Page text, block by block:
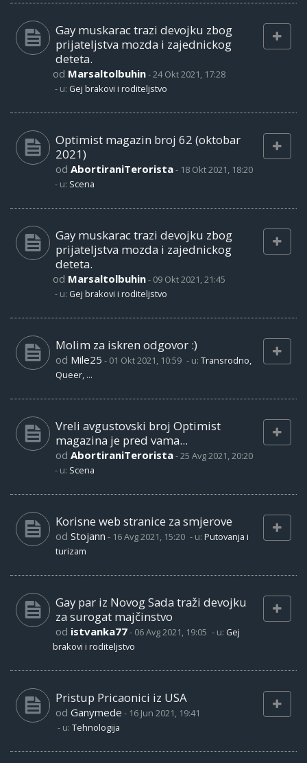
Gay muskarac trazi devojku zbog
prijateljstva mozda i zajednickog
deteta.
od Marsaltolbuhin-24 Okt 2021, 17:28
- u: Gej brakovi i roditeljstvo
Optimist magazin broj 62 (oktobar
2021)
od AbortiraniTerorista- 18 Okt 2021, 18:20
- u: Scena
Gay muskarac trazi devojku zbog
prijateljstva mozda i zajednickog
deteta.
od Marsaltolbuhin- 09 Okt 2021, 21:45
- u: Gej brakovi i roditeljstvo
Molim za iskren odgovor :)
od Mile25 - 01 Okt 2021, 10:59 - u: Transrodno,
Queer, ...
Vreli avgustovski broj Optimist
magazina je pred vama...
od AbortiraniTerorista-25 Avg 2021, 20:20
- u: Scena
Korisne web stranice za smjerove
od Stojann - 16 Avg 2021, 15:20 - u: Putovanja i
turizam
Gay par iz Novog Sada traži devojku
za surogat majčinstvo
od istvanka77- 06 Avg 2021, 19:05 - u: Gej
brakovi i roditeljstvo
Pristup Pricaonici iz USA
od Ganymede - 16 Jun 2021, 19:41
- u: Tehnologija